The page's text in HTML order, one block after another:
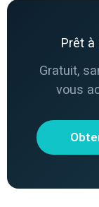
Prêt
Gratuit,
vous